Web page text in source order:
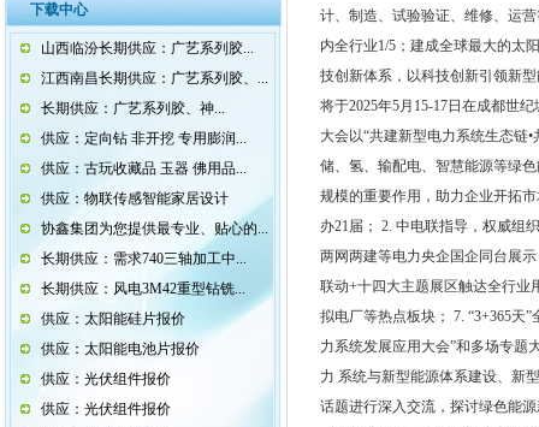
下载中心
山西临汾长期供应：广艺系列胶...
江西南昌长期供应：广艺系列胶、...
长期供应：广艺系列胶、神...
供应：定向钻 非开挖 专用膨润...
供应：古玩收藏品 玉器 佛用品...
供应：物联传感智能家居设计
协鑫集团为您提供最专业、贴心的...
长期供应：需求740三轴加工中...
长期供应：风电3M42重型钻铣...
供应：太阳能硅片报价
供应：太阳能电池片报价
供应：光伏组件报价
供应：光伏组件报价
计、制造、试验验证、维修、运
内全行业1/5；建成全球最大的太
技创新体系，以科技创新引领新
将于2025年5月15-17日在成都世
大会以“共建新型电力系统生态链
储、氢、输配电、智慧能源等绿
规模的重要作用，助力企业开拓
办21届； 2. 中电联指导，权威组
两网两建等电力央企国企同台展
联动+十四大主题展区触达全行业
拟电厂等热点板块； 7. “3+365天
力系统发展应用大会”和多场专题
力 系统与新型能源体系建设、新
话题进行深入交流，探讨绿色能